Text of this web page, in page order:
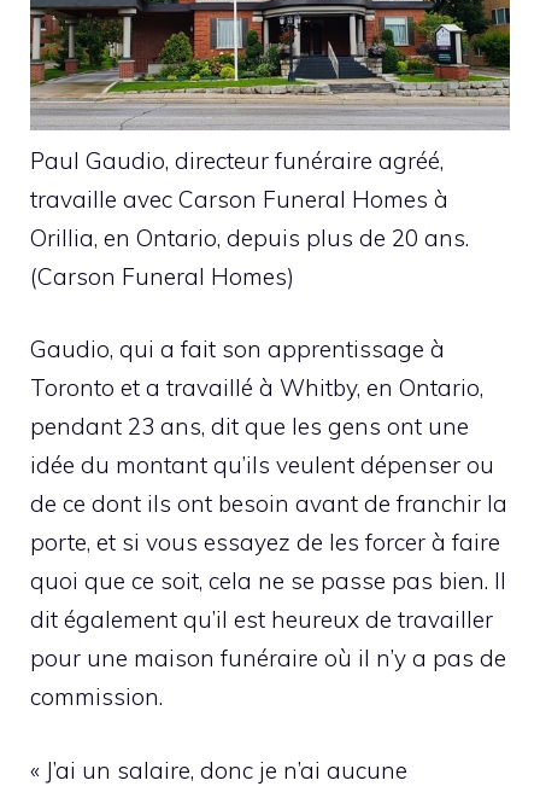
Paul Gaudio, directeur funéraire agréé,
travaille avec Carson Funeral Homes à
Orillia, en Ontario, depuis plus de 20 ans.
(Carson Funeral Homes)
Gaudio, qui a fait son apprentissage à
Toronto et a travaillé à Whitby, en Ontario,
pendant 23 ans, dit que les gens ont une
idée du montant qu’ils veulent dépenser ou
de ce dont ils ont besoin avant de franchir la
porte, et si vous essayez de les forcer à faire
quoi que ce soit, cela ne se passe pas bien. Il
dit également qu’il est heureux de travailler
pour une maison funéraire où il n’y a pas de
commission.
« J’ai un salaire, donc je n’ai aucune